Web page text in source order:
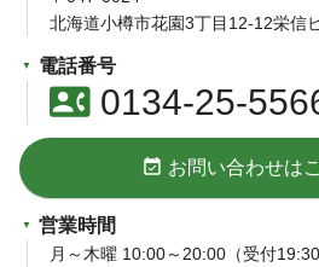
北海道小樽市花園3丁目12-12栄信
電話番号
contact_phone0134-25-
event_available お問い合わせは
営業時間
月～木曜 10:00～20:00（受付19:30